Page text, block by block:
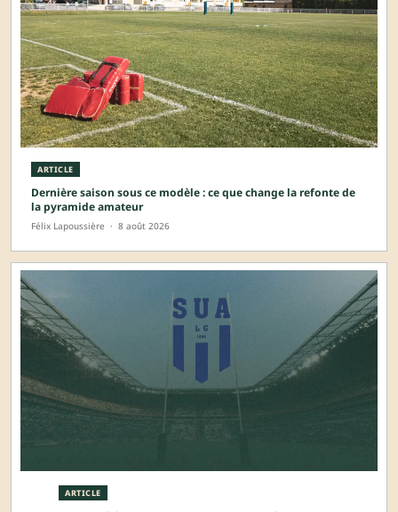
ARTICLE
Dernière saison sous ce modèle : ce que change la refonte de
la pyramide amateur
Félix Lapoussière · 8 août 2026
ARTICLE